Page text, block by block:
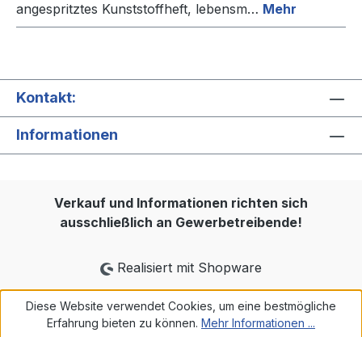
angespritztes Kunststoffheft, lebensm… Mehr
Kontakt:
Informationen
Verkauf und Informationen richten sich
ausschließlich an Gewerbetreibende!
Realisiert mit Shopware
Diese Website verwendet Cookies, um eine bestmögliche
Erfahrung bieten zu können. Mehr Informationen ...